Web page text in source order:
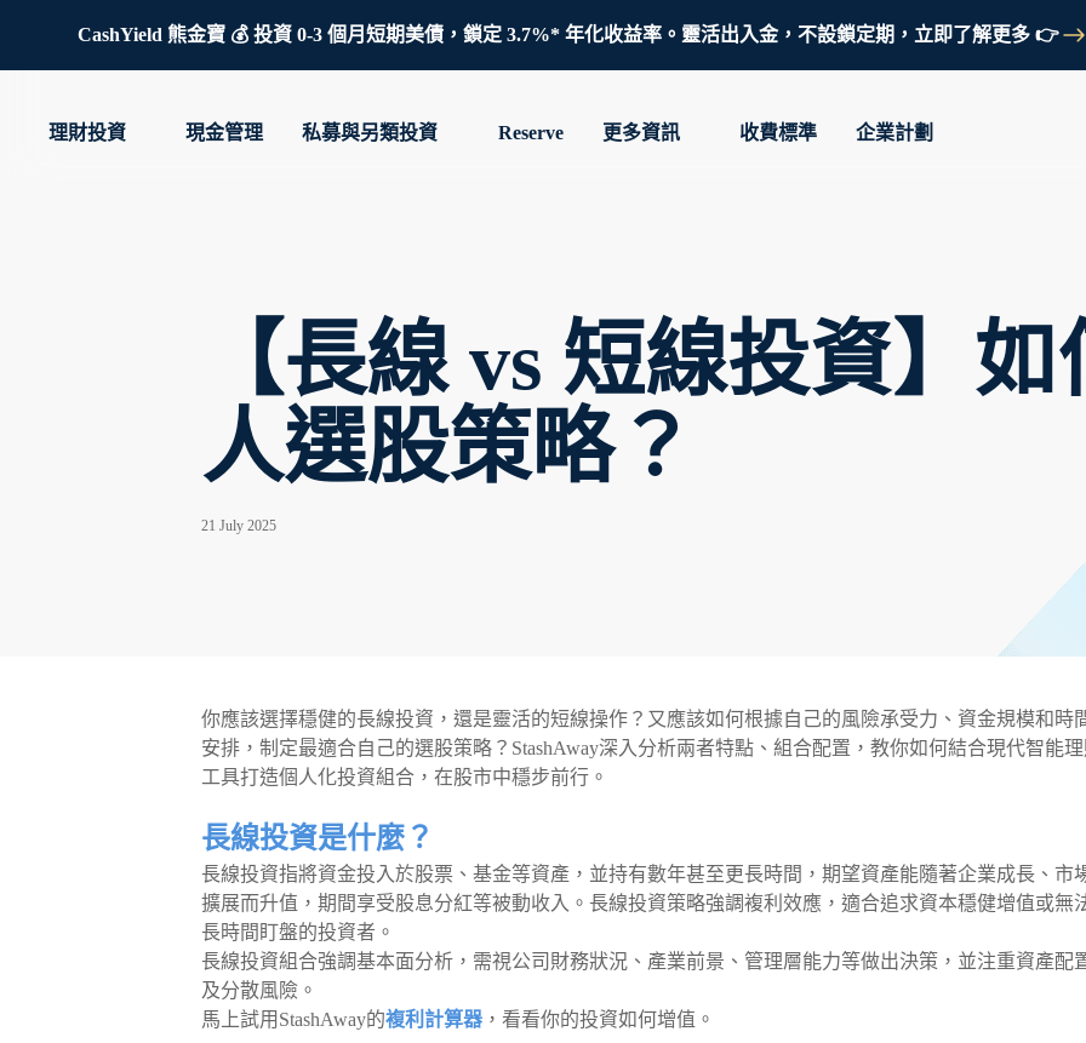
CashYield 熊金寶 💰 投資 0-3 個月短期美債，鎖定 3.7%* 年化收益率。靈活出入金，不設鎖定期，立即了解更多 👉
理財投資 現金管理 私募與另類投資 Reserve 更多資訊 收費標準 企業計劃
【長線 vs 短線投資】
人選股策略？
21 July 2025
你應該選擇穩健的長線投資，還是靈活的短線操作？又應該如何根據自己的風險承受力、資金規模和時
安排，制定最適合自己的選股策略？StashAway深入分析兩者特點、組合配置，教你如何結合現代智能
工具打造個人化投資組合，在股市中穩步前行。
長線投資是什麼？
長線投資指將資金投入於股票、基金等資產，並持有數年甚至更長時間，期望資產能隨著企業成長、市
擴展而升值，期間享受股息分紅等被動收入。長線投資策略強調複利效應，適合追求資本穩健增值或無
長時間盯盤的投資者。
長線投資組合強調基本面分析，需視公司財務狀況、產業前景、管理層能力等做出決策，並注重資產配
及分散風險。
馬上試用StashAway的複利計算器 ，看看你的投資如何增值。